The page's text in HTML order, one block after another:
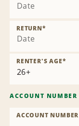
Date
Date
RETURN*
RENTER'S AGE*
ACCOUNT NUMBER
ACCOUNT NUMBER